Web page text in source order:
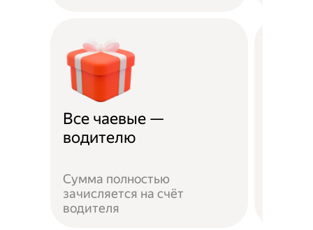
Все чаевые —
водителю
Сумма полностью
зачисляется на счёт
водителя